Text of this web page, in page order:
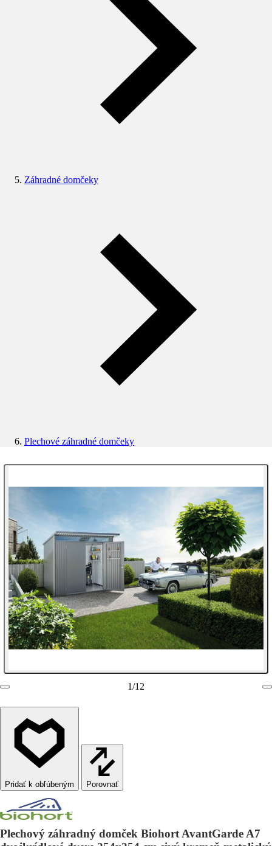
Záhradné domčeky
Plechové záhradné domčeky
1/12
Porovnať
Plechový záhradný domček Biohort AvantGarde A7